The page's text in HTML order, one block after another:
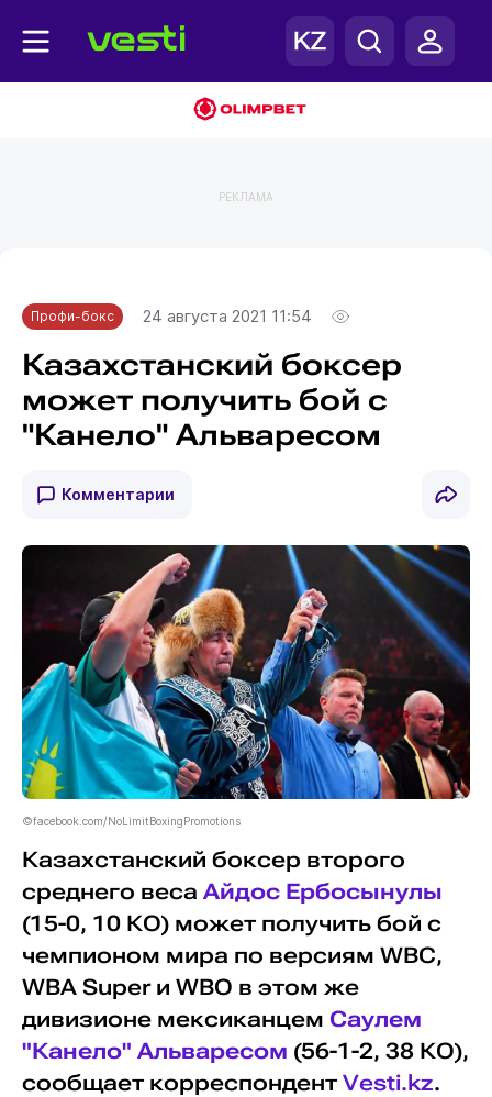
РЕКЛАМА
Профи-бокс 24 августа 2021 11:54
Казахстанский боксер
может получить бой с
"Канело" Альваресом
Комментарии
©facebook.com/NoLimitBoxingPromotions
Казахстанский боксер второго
среднего веса Айдос Ербосынулы
(15-0, 10 КО) может получить бой с
чемпионом мира по версиям WBC,
WBA Super и WBO в этом же
дивизионе мексиканцем Саулем
"Канело" Альваресом (56-1-2, 38 КО),
сообщает корреспондент Vesti.kz.